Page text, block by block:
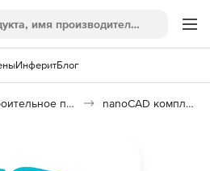
ИнферитБлог
Строительное программное обеспечение nanoCAD комплект Инженерия